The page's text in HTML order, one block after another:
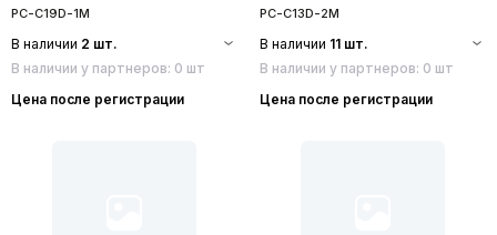
PC-C19D-1M
В наличии 2 шт.
В наличии у партнеров: 0 шт
Цена после регистрации
PC-C13D-2M
В наличии 11 шт.
В наличии у партнеров: 0 шт
Цена после регистрации